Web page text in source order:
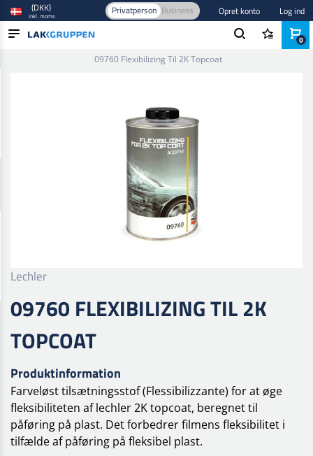
(DKK)
inkl. moms Privatperson Business Opret konto Log ind
09760 Flexibilizing Til 2K Topcoat
Lechler
09760 FLEXIBILIZING TIL 2K
TOPCOAT
Produktinformation
Farveløst tilsætningsstof (Flessibilizzante) for at øge
fleksibiliteten af lechler 2K topcoat, beregnet til
påføring på plast. Det forbedrer filmens fleksibilitet i
tilfælde af påføring på fleksibel plast.
0